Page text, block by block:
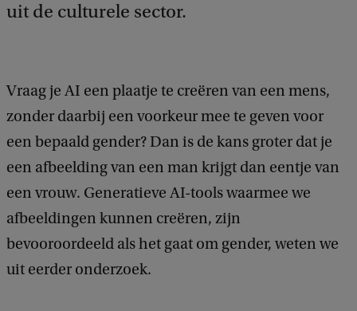
uit de culturele sector.
Vraag je AI een plaatje te creëren van een mens,
zonder daarbij een voorkeur mee te geven voor
een bepaald gender? Dan is de kans groter dat je
een afbeelding van een man krijgt dan eentje van
een vrouw. Generatieve AI-tools waarmee we
afbeeldingen kunnen creëren, zijn
bevooroordeeld als het gaat om gender, weten we
uit eerder onderzoek.